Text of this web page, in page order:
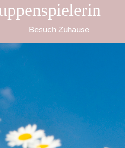
Besuch Zuhause